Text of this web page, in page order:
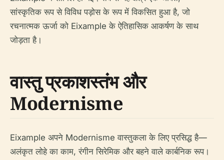
सांस्कृतिक रूप से विविध पड़ोस के रूप में विकसित हुआ है, जो
रचनात्मक ऊर्जा को Eixample के ऐतिहासिक आकर्षण के साथ
जोड़ता है।
वास्तु प्रकाशस्तंभ और
Modernisme
Eixample अपने Modernisme वास्तुकला के लिए प्रसिद्ध है—
अलंकृत लोहे का काम, रंगीन सिरेमिक और बहने वाले कार्बनिक रूप।